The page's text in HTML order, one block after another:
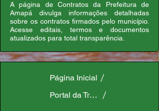
A página de Contratos da Prefeitura de
Amapá divulga informações detalhadas
sobre os contratos firmados pelo município.
Acesse editais, termos e documentos
atualizados para total transparência.
Página Inicial
Portal da Transparência